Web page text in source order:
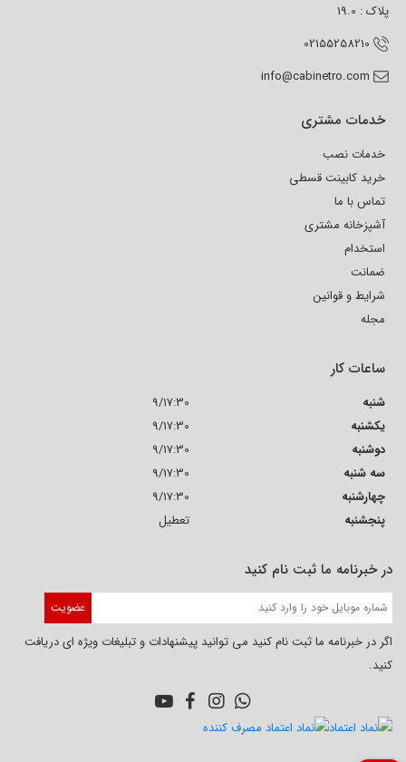
پلاک : 19.0
02155258210
info@cabinetro.com
خدمات مشتری
خدمات نصب
خرید کابینت قسطی
تماس با ما
آشپزخانه مشتری
استخدام
ضمانت
شرایط و قوانین
مجله
ساعات کار
شنبه
9/17:30
یکشنبه
9/17:30
دوشنبه
9/17:30
سه شنبه
9/17:30
چهارشنبه
9/17:30
پنجشنبه
تعطیل
در خبرنامه ما ثبت نام کنید
عضویت
اگر در خبرنامه ما ثبت نام کنید می توانید پیشنهادات و تبلیغات ویژه ای دریافت
کنید.